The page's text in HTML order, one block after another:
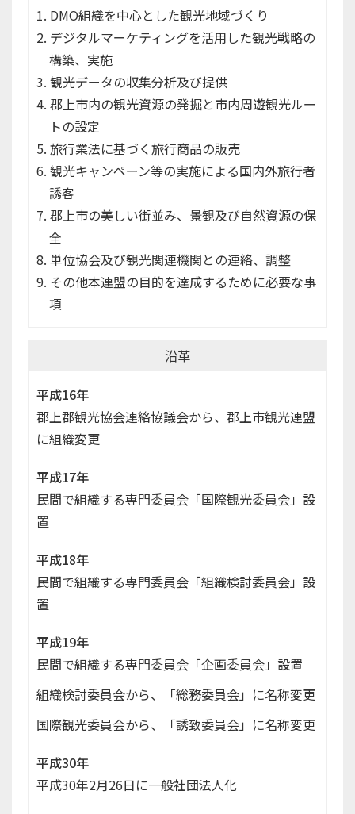
DMO組織を中心とした観光地域づくり
デジタルマーケティングを活用した観光戦略の
構築、実施
観光データの収集分析及び提供
郡上市内の観光資源の発掘と市内周遊観光ルー
トの設定
旅行業法に基づく旅行商品の販売
観光キャンペーン等の実施による国内外旅行者
誘客
郡上市の美しい街並み、景観及び自然資源の保
全
単位協会及び観光関連機関との連絡、調整
その他本連盟の目的を達成するために必要な事
項
沿革
平成16年
郡上郡観光協会連絡協議会から、郡上市観光連盟
に組織変更
平成17年
民間で組織する専門委員会「国際観光委員会」設
置
平成18年
民間で組織する専門委員会「組織検討委員会」設
置
平成19年
民間で組織する専門委員会「企画委員会」設置
組織検討委員会から、「総務委員会」に名称変更
国際観光委員会から、「誘致委員会」に名称変更
平成30年
平成30年2月26日に一般社団法人化